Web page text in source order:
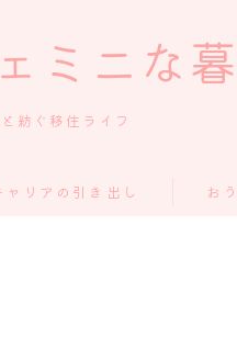
ミニな
紡ぐ移住ライフ
ャリアの引き出し お